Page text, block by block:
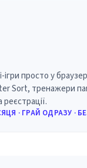
ігри просто у
Sort, тренажери
· ГРАЙ ОДРАЗУ ·